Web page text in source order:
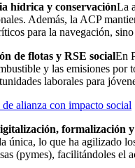
hídrica y conservaciónLa
Además, la ACP
para la navegación,
de flotas y RSE socialEn
y las emisiones
laborales para
alianza con impacto social
formalización y
lo que ha agilizado
(pymes), facilitándoles